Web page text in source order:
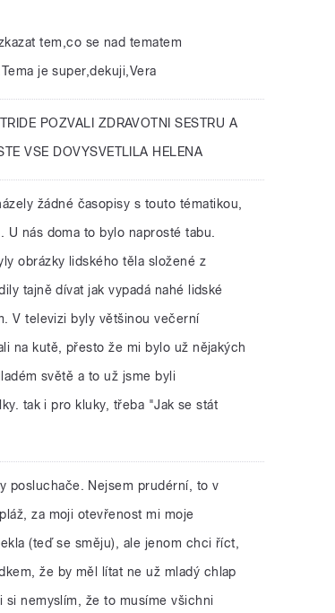
tem,co se nad tematem
je super,dekuji,Vera
POZVALI ZDRAVOTNI SESTRU A
VSE DOVYSVETLILA HELENA
žádné časopisy s touto tématikou,
nás doma to bylo naprosté tabu.
obrázky lidského těla složené z
tajně dívat jak vypadá nahé lidské
V televizi byly většinou večerní
na kutě, přesto že mi bylo už nějakých
světě a to už jsme byli
tak i pro kluky, třeba "Jak se stát
posluchače. Nejsem prudérní, to v
za moji otevřenost mi moje
(teď se směju), ale jenom chci říct,
že by měl lítat ne už mladý chlap
nemyslím, že to musíme všichni